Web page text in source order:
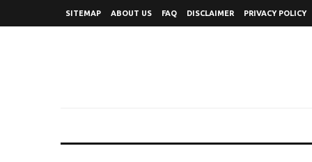
SITEMAP ABOUT US FAQ DISCLAIMER PRIVACY POLICY